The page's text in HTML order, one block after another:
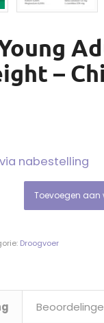
–
nabestelling
Toevoegen aan
Droogvoer